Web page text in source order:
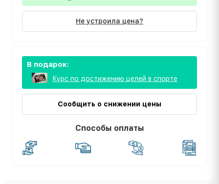
Не устроила цена?
В подарок:
Курс по достижению целей в спорте
Сообщить о снижении цены
Способы оплаты